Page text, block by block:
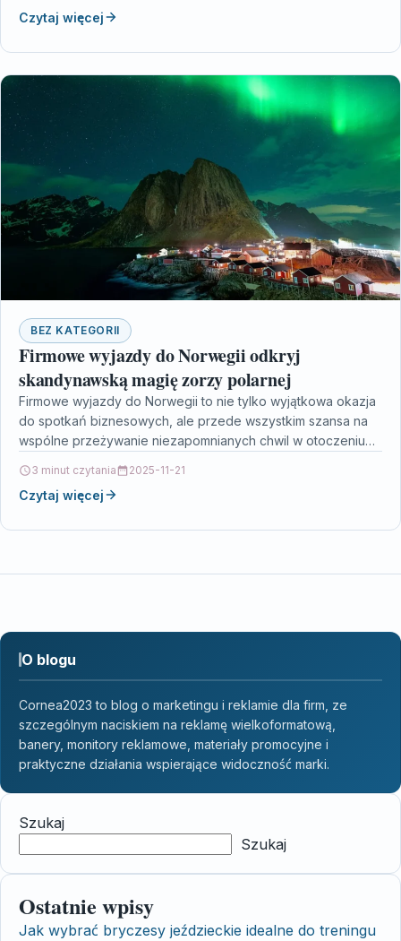
Czytaj więcej
BEZ KATEGORII
Firmowe wyjazdy do Norwegii odkryj
skandynawską magię zorzy polarnej
Firmowe wyjazdy do Norwegii to nie tylko wyjątkowa okazja
do spotkań biznesowych, ale przede wszystkim szansa na
wspólne przeżywanie niezapomnianych chwil w otoczeniu
3 minut czytania 2025-11-21
Czytaj więcej
O blogu
Cornea2023 to blog o marketingu i reklamie dla firm, ze
szczególnym naciskiem na reklamę wielkoformatową,
banery, monitory reklamowe, materiały promocyjne i
praktyczne działania wspierające widoczność marki.
Szukaj
Szukaj
Ostatnie wpisy
Jak wybrać bryczesy jeździeckie idealne do treningu